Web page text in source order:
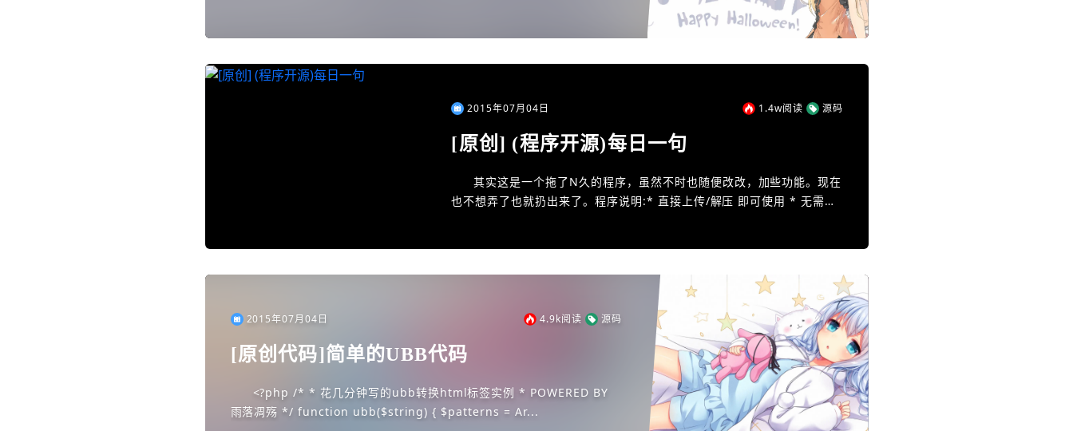
2015年07月04日 1.4w阅读 源码
[原创] (程序开源)每日一句
其实这是一个拖了N久的程序，虽然不时也随便改改，加些功能。现在
也不想弄了也就扔出来了。程序说明:* 直接上传/解压 即可使用 * 无需安
2015年07月04日 4.9k阅读 源码
[原创代码]简单的UBB代码
<?php /* * 花几分钟写的ubb转换html标签实例 * POWERED BY
雨落凋殇 */ function ubb($string) { $patterns = Ar...